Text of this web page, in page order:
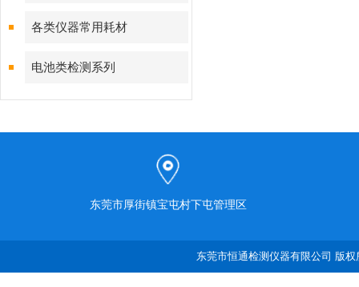
各类仪器常用耗材
电池类检测系列
东莞市厚街镇宝屯村下屯管理区
东莞市恒通检测仪器有限公司 版